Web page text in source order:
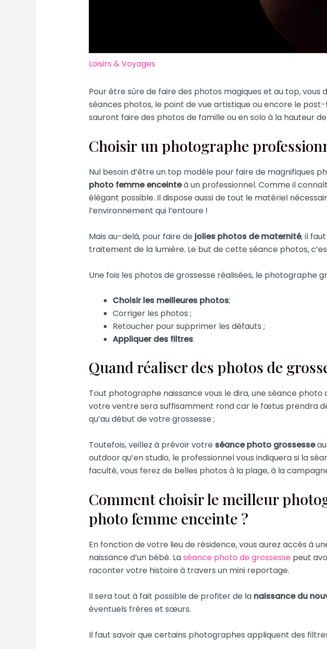
Loisirs & Voyages
Pour être sûre de faire des photos magiques et au top, vous
séances photos, le point de vue artistique ou encore le
sauront faire des photos de famille ou en solo à la hauteur
Choisir un photographe
Nul besoin d’être un top modèle pour faire de magnifiques
photo femme enceinteà un professionnel. Comme il
élégant possible. Il dispose aussi de tout le matériel
l’environnement qui l’entoure !
Mais au-delà, pour faire de jolies photos de maternité, il
traitement de la lumière. Le but de cette séance photos,
Une fois les photos de grossesse réalisées, le photographe
Choisir les meilleures photos;
Corriger les photos ;
Retoucher pour supprimer les défauts ;
Appliquer des filtres.
Quand réaliser des photos de
Tout photographe naissance vous le dira, une séance photo
votre ventre sera suffisamment rond car le fœtus prendra
qu’au début de votre grossesse ;
Toutefois, veillez à prévoir votre séance photo grossesseau
outdoor qu’en studio, le professionnel vous indiquera si la
faculté, vous ferez de belles photos à la plage, à la
Comment choisir le meilleur
photo femme enceinte ?
En fonction de votre lieu de résidence, vous aurez accès à
naissance d’un bébé. Laséance photo de grossesse peut
raconter votre histoire à travers un mini reportage.
Il sera tout à fait possible de profiter de la naissance du
éventuels frères et sœurs.
Il faut savoir que certains photographes appliquent des